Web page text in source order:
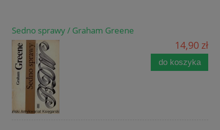
Sedno sprawy / Graham Greene
14,90 zł
do koszyka